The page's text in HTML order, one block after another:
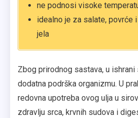
ne podnosi visoke
idealno je za salate, povrće
jela
Zbog prirodnog sastava, u
dodatna podrška organizmu. U
redovna upotreba ovog ulja u
zdravlju srca, krvnih sudova i